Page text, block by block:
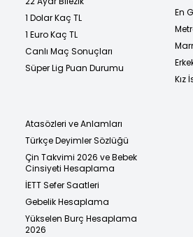
1 Dolar Kaç TL
1 Euro Kaç TL
Canlı Maç Sonuçları
Süper Lig Puan Durumu
En
Kız
Atasözleri ve Anlamları
Türkçe Deyimler Sözlüğü
Çin Takvimi 2026 ve Bebek
Cinsiyeti Hesaplama
İETT Sefer Saatleri
Gebelik Hesaplama
Yükselen Burç Hesaplama
2026